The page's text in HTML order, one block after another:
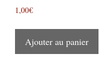
1,00€
Ajouter au panier